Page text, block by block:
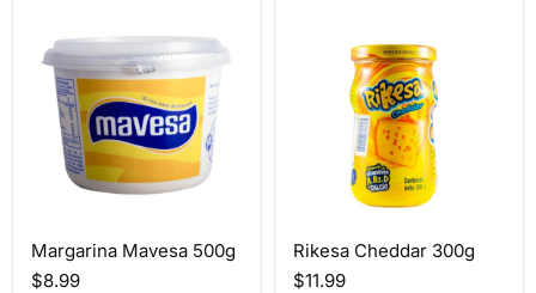
Mavesa
500g
Margarina Mavesa 500g
$8.99
Cheddar
300g
Rikesa Cheddar 300g
$11.99